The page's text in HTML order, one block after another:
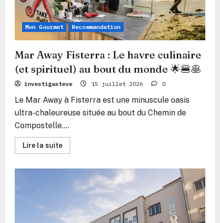
Mon Gourmet Recommandation
Mar Away Fisterra : Le havre culinaire
(et spirituel) au bout du monde 🌟🍔🥞
investigasteve 15 juillet 2026 0
Le Mar Away à Fisterra est une minuscule oasis
ultra-chaleureuse située au bout du Chemin de
Compostelle....
Lire la suiteEn
savoir
Away
Fisterra
havre
culinaire
(et